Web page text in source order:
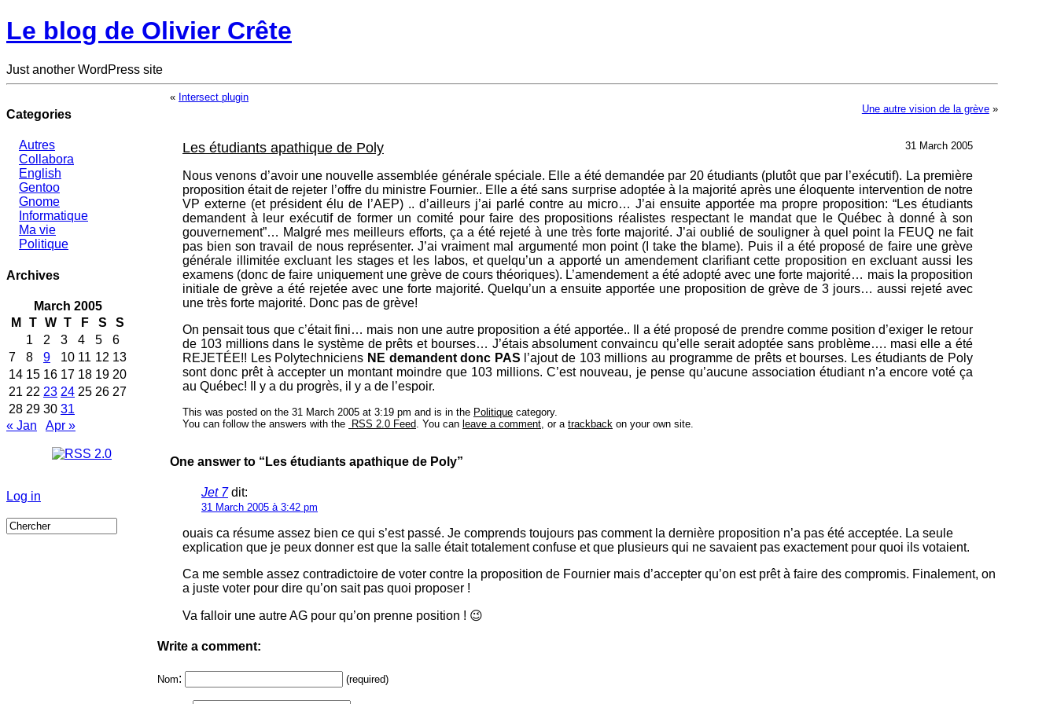
Le blog de Olivier Crête
Just another WordPress site
Categories
Autres
Collabora
English
Gentoo
Gnome
Informatique
Ma vie
Politique
Archives
March 2005
M
T W T F S
S
1
2 3 4 5
6
7
8 9 10 11 12 13
14 15 16 17 18 19 20
21 22 23 24 25 26 27
28 29 30 31
« Jan
Apr »
Log in
« Intersect plugin
Une autre vision de la grève»
31 March 2005
Les étudiants apathique de Poly
Nous venons d’avoir une nouvelle assemblée générale spéciale. Elle a été demandée par 20 étudiants (plutôt que par l’exécutif). La première
proposition était de rejeter l’offre du ministre Fournier.. Elle a été sans surprise adoptée à la majorité après une éloquente intervention de notre
VP externe (et président élu de l’AEP) .. d’ailleurs j’ai parlé contre au micro… J’ai ensuite apportée ma propre proposition: “Les étudiants
demandent à leur exécutif de former un comité pour faire des propositions réalistes respectant le mandat que le Québec à donné à son
gouvernement”… Malgré mes meilleurs efforts, ça a été rejeté à une très forte majorité. J’ai oublié de souligner à quel point la FEUQ ne fait
pas bien son travail de nous représenter. J’ai vraiment mal argumenté mon point (I take the blame). Puis il a été proposé de faire une grève
générale illimitée excluant les stages et les labos, et quelqu’un a apporté un amendement clarifiant cette proposition en excluant aussi les
examens (donc de faire uniquement une grève de cours théoriques). L’amendement a été adopté avec une forte majorité… mais la proposition
initiale de grève a été rejetée avec une forte majorité. Quelqu’un a ensuite apportée une proposition de grève de 3 jours… aussi rejeté avec
une très forte majorité. Donc pas de grève!
On pensait tous que c’était fini… mais non une autre proposition a été apportée.. Il a été proposé de prendre comme position d’exiger le retour
de 103 millions dans le système de prêts et bourses… J’étais absolument convaincu qu’elle serait adoptée sans problème…. masi elle a été
REJETÉE!! Les Polytechniciens NE demandent donc PAS l’ajout de 103 millions au programme de prêts et bourses. Les étudiants de Poly
sont donc prêt à accepter un montant moindre que 103 millions. C’est nouveau, je pense qu’aucune association étudiant n’a encore voté ça
au Québec! Il y a du progrès, il y a de l’espoir.
This was posted on the 31 March 2005 at 3:19 pm and is in the Politique category.
You can follow the answers with the
RSS 2.0 Feed . You can leave a comment , or a trackback on your own site.
One answer to “Les étudiants apathique de Poly”
Jet 7dit:
31 March 2005 à 3:42 pm
ouais ca résume assez bien ce qui s’est passé. Je comprends toujours pas comment la dernière proposition n’a pas été acceptée. La seule
explication que je peux donner est que la salle était totalement confuse et que plusieurs qui ne savaient pas exactement pour quoi ils votaient.
Ca me semble assez contradictoire de voter contre la proposition de Fournier mais d’accepter qu’on est prêt à faire des compromis. Finalement, on
a juste voter pour dire qu’on sait pas quoi proposer !
Va falloir une autre AG pour qu’on prenne position ! 😉
Write a comment:
Nom: (required)